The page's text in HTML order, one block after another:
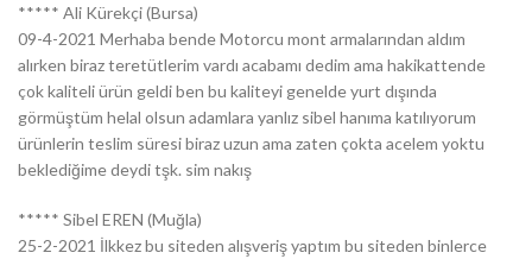
***** Ali Kürekçi (Bursa)
09-4-2021 Merhaba bende Motorcu mont armalarından aldım
alırken biraz teretütlerim vardı acabamı dedim ama hakikattende
çok kaliteli ürün geldi ben bu kaliteyi genelde yurt dışında
görmüştüm helal olsun adamlara yanlız sibel hanıma katılıyorum
ürünlerin teslim süresi biraz uzun ama zaten çokta acelem yoktu
beklediğime deydi tşk. sim nakış
***** Sibel EREN (Muğla)
25-2-2021 İlkkez bu siteden alışveriş yaptım bu siteden binlerce